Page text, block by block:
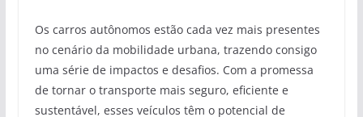
Os carros autônomos estão cada vez mais presentes
no cenário da mobilidade urbana, trazendo consigo
uma série de impactos e desafios. Com a promessa
de tornar o transporte mais seguro, eficiente e
sustentável, esses veículos têm o potencial de